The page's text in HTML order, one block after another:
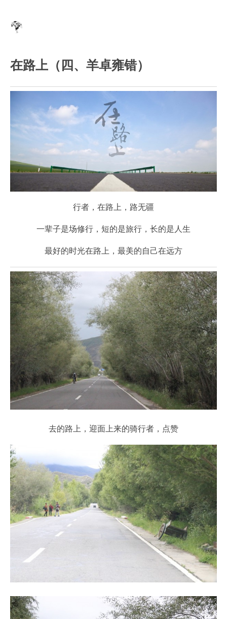
在路上（四、羊卓雍错）
行者，在路上，路无疆
一辈子是场修行，短的是旅行，长的是人生
最好的时光在路上，最美的自己在远方
去的路上，迎面上来的骑行者，点赞